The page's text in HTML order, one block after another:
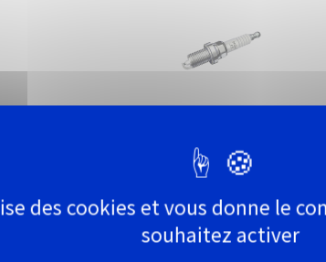
des cookies et vous donne le
souhaitez activer